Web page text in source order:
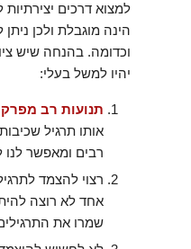
למצוא דרכים
הינה מוגבלת ולכן
וכדומה. בהנחה שיש
יהיו למשל בעלי:
תנועות רב
אותו תרגיל
רבים ומאפשר לנו
רצוי להצמד
שמרו את